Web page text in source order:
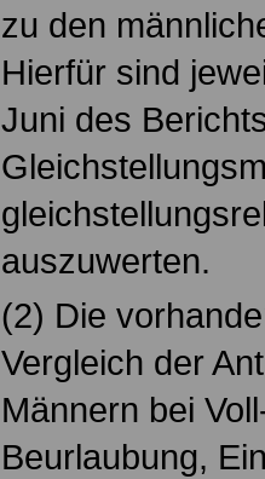
zu den
Hierfür sind
Juni des
auszuwerten.
(2) Die
Vergleich der
Männern bei
Beurlaubung,